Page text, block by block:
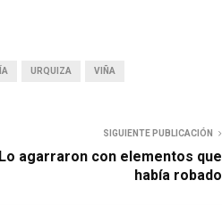
URQUIZA VIÑA
SIGUIENTE PUBLICACIÓN
Lo agarraron con elementos que
había robado